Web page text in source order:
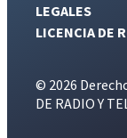
LEGALES
LICENCIA DE
© 2026
DE RADIO Y